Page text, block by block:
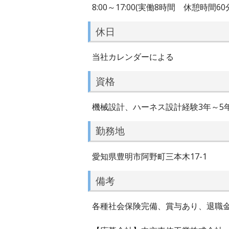
8:00～17:00(実働8時間 休憩時間60
休日
当社カレンダーによる
資格
機械設計、ハーネス設計経験3年～5
勤務地
愛知県豊明市阿野町三本木17-1
備考
各種社会保険完備、賞与あり、退職